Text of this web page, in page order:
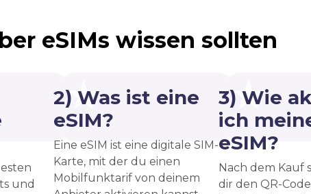
eSIMs wissen sollten
und
2) Was ist eine
eSIM?
Eine eSIM ist eine digitale SIM-
Karte, mit der du einen
Mobilfunktarif von deinem
3) Wie
ich
eSIM?
Nach dem Kauf
dir den QR-